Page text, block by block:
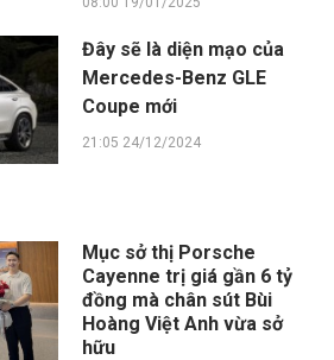
Đây sẽ là diện mạo của
Mercedes-Benz GLE
Coupe mới
21:05 24/12/2024
Mục sở thị Porsche
Cayenne trị giá gần 6 tỷ
đồng mà chân sút Bùi
Hoàng Việt Anh vừa sở
hữu